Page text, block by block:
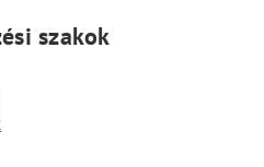
szakok